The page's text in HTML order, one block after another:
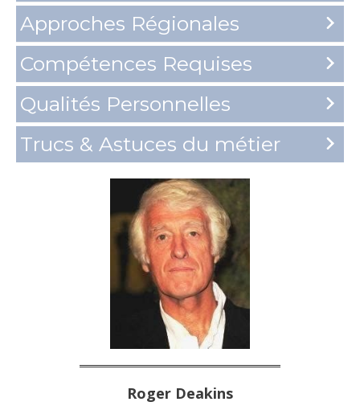
Approches Régionales
Compétences Requises
Qualités Personnelles
Trucs & Astuces du métier
Roger Deakins